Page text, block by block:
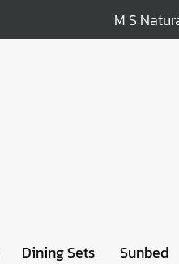
M S
Dining Sets Sunbed